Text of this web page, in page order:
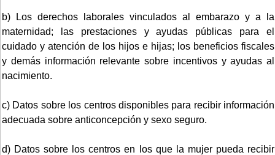
b) Los derechos laborales vinculados al embarazo y a la
maternidad; las prestaciones y ayudas públicas para el
cuidado y atención de los hijos e hijas; los beneficios fiscales
y demás información relevante sobre incentivos y ayudas al
nacimiento.
c) Datos sobre los centros disponibles para recibir información
adecuada sobre anticoncepción y sexo seguro.
d) Datos sobre los centros en los que la mujer pueda recibir